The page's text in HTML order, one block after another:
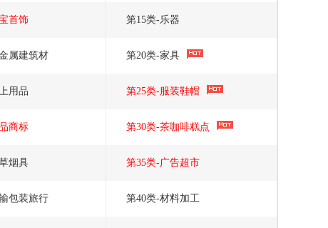
首饰 第15类-乐器
属建筑材 第20类-家具
用品 第25类-服装鞋帽
商标 第30类-茶咖啡糕点
烟具 第35类-广告超市
包装旅行 第40类-材料加工